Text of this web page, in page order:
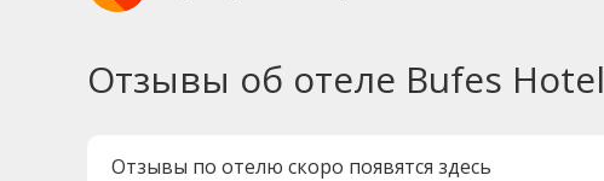
Отзывы об отеле Bufes Hotel
Отзывы по отелю скоро появятся здесь